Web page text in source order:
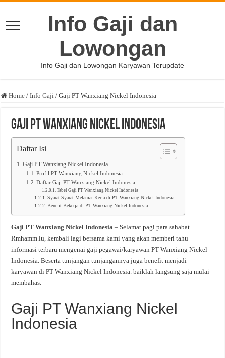
Info Gaji dan
Lowongan
Info Gaji dan Lowongan Karyawan Terupdate
Home / Info Gaji / Gaji PT Wanxiang Nickel Indonesia
Gaji PT Wanxiang Nickel Indonesia
Daftar Isi
Gaji PT Wanxiang Nickel Indonesia
Profil PT Wanxiang Nickel Indonesia
Daftar Gaji PT Wanxiang Nickel Indonesia
Tabel Gaji PT Wanxiang Nickel Indonesia
Syarat Syarat Melamar Kerja di PT Wanxiang Nickel Indonesia
Benefit Bekerja di PT Wanxiang Nickel Indonesia
Gaji PT Wanxiang Nickel Indonesia – Selamat pagi para sahabat
Rmhamm.lu, kembali lagi bersama kami yang akan memberi tahu
informasi terbaru mengenai gaji pegawai/karyawan PT Wanxiang Nickel
Indonesia. Beserta tunjangan tunjangannya juga benefit menjadi
karyawan di PT Wanxiang Nickel Indonesia. baiklah langsung saja mulai
membahas.
Gaji PT Wanxiang Nickel
Indonesia